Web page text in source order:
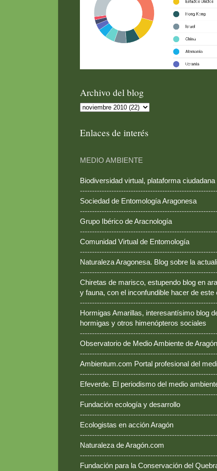
Archivo del blog
Enlaces de interés
MEDIO AMBIENTE
Biodiversidad virtual, plataforma ciudadana
Sociedad de Entomología Aragonesa
Grupo Ibérico de Aracnología
Comunidad Virtual de Entomología
Naturaleza Aragonesa. Blog sobre la
Chiretas de marisco, estupendo blog en
y fauna, con el inconfundible hacer de este
Hormigas Amarillas, interesantísimo blog
hormigas y otros himenópteros sociales
Observatorio de Medio Ambiente de Aragón
Ambientum.com Portal profesional del
Efeverde. El periodismo del medio
Fundación ecología y desarrollo
Ecologistas en acción Aragón
Naturaleza de Aragón.com
Fundación para la Conservación del